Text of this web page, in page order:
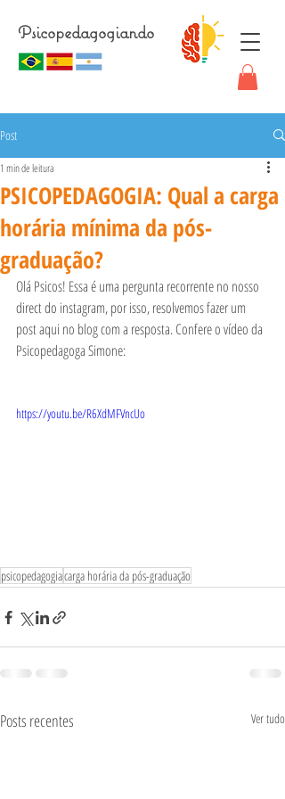
Psicopedagogiando
Post
PSICOPEDAGOGIA: Qual a carga
horária mínima da pós-
graduação?
1 min de leitura
Olá Psicos! Essa é uma pergunta recorrente no nosso
direct do instagram, por isso, resolvemos fazer um
post aqui no blog com a resposta. Confere o vídeo da
Psicopedagoga Simone:
https://youtu.be/R6XdMFVncUo
psicopedagogiacarga horária da pós-graduação
Posts recentes Ver tudo